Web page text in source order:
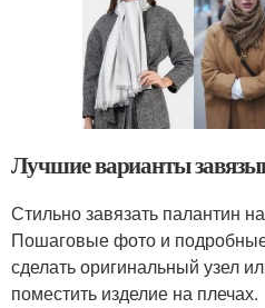
Лучшие варианты
Стильно завязать палантин
Пошаговые фото и
сделать оригинальный узел
поместить изделие на плечах.